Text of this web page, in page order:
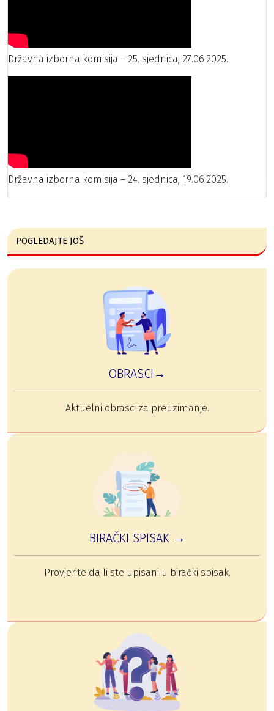
Državna izborna komisija – 25. sjednica, 27.06.2025.
Državna izborna komisija – 24. sjednica, 19.06.2025.
POGLEDAJTE JOŠ
OBRASCI→
Aktuelni obrasci za preuzimanje.
BIRAČKI SPISAK →
Provjerite da li ste upisani u birački spisak.